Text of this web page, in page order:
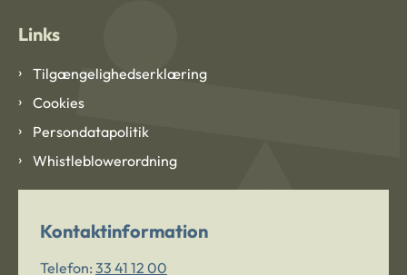
Links
Tilgængelighedserklæring
Cookies
Persondatapolitik
Whistleblowerordning
Kontaktinformation
Telefon: 33 41 12 00